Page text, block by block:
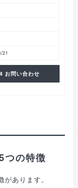
21
お問い合わせ
つの特徴
あります。